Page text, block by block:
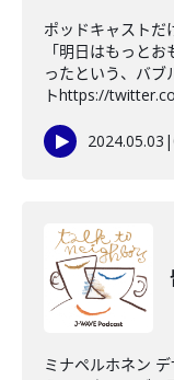
ポッドキャストだ
「明日はもっと
ったという、バブ
トhttps://
2024.05.03 |
ミナペルホネン